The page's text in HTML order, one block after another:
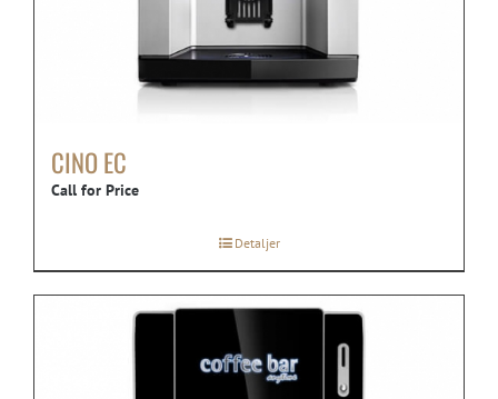
CINO EC
Call for Price
Detaljer